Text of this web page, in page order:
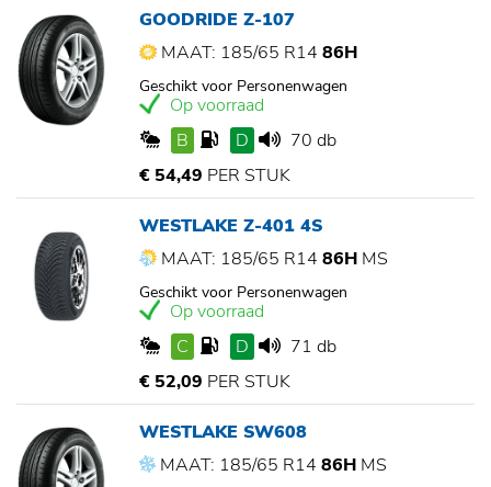
GOODRIDE Z-107
MAAT: 185/65 R14 86H
Geschikt voor Personenwagen
Op voorraad
B
D
70 db
€ 54,49 PER STUK
WESTLAKE Z-401 4S
MAAT: 185/65 R14 86H MS
Geschikt voor Personenwagen
Op voorraad
C
D
71 db
€ 52,09 PER STUK
WESTLAKE SW608
MAAT: 185/65 R14 86H MS